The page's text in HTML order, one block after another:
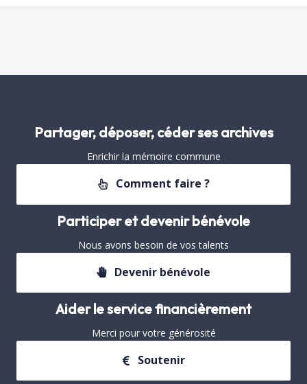
Partager, déposer, céder ses archives
Enrichir la mémoire commune
Comment faire ?
Participer et devenir bénévole
Nous avons besoin de vos talents
Devenir bénévole
Aider le service financièrement
Merci pour votre générosité
Soutenir